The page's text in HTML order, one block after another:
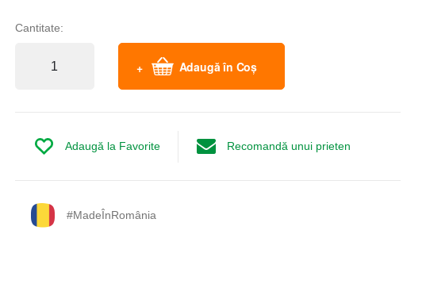
Cantitate:
Adaugă în Coș
Recomandă unui prieten
Adaugă la Favorite
#MadeÎnRomânia